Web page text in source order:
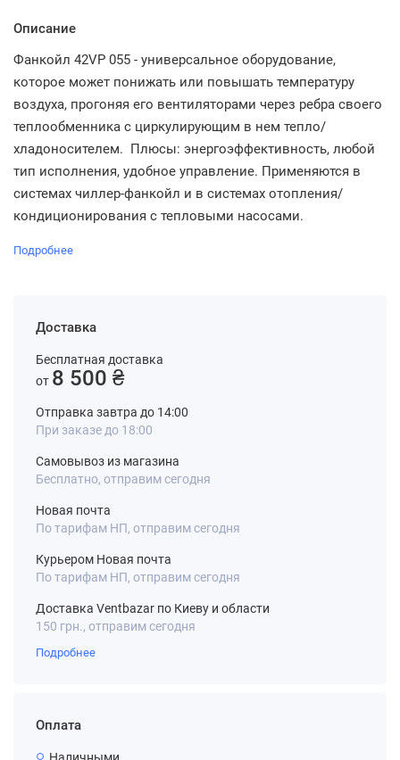
Описание
Фанкойл 42VP 055 - универсальное оборудование,
которое может понижать или повышать температуру
воздуха, прогоняя его вентиляторами через ребра своего
теплообменника с циркулирующим в нем тепло/
хладоносителем. Плюсы: энергоэффективность, любой
тип исполнения, удобное управление. Применяются в
системах чиллер-фанкойл и в системах отопления/
кондиционирования с тепловыми насосами.
Подробнее
Доставка
Бесплатная доставка
от 8 500 ₴
Отправка завтра до 14:00
При заказе до 18:00
Самовывоз из магазина
Бесплатно, отправим сегодня
Новая почта
По тарифам НП, отправим сегодня
Курьером Новая почта
По тарифам НП, отправим сегодня
Доставка Ventbazar по Киеву и области
150 грн., отправим сегодня
Подробнее
Оплата